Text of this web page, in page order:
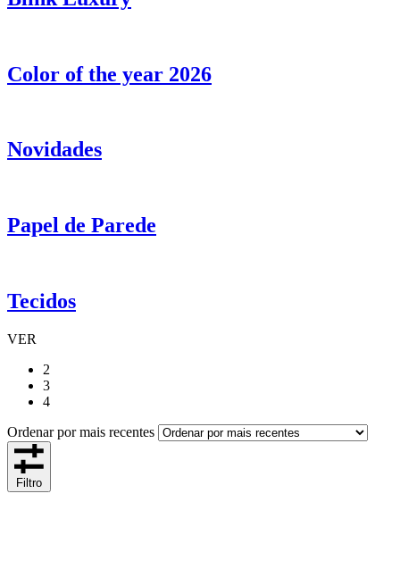
Color of the year 2026
Novidades
Papel de Parede
Tecidos
VER
2
3
4
Ordenar por mais recentes
Filtro